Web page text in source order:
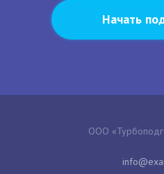
Начать
ООО